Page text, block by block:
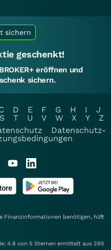
sichern
geschenkt!
eröffnen und
sichern.
D E F G H I
J
S T U V W X Y
Z
Datenschutz-
Finanzinformationen benötigen, hilft
4.8 von 5 Sternen ermittelt aus 285